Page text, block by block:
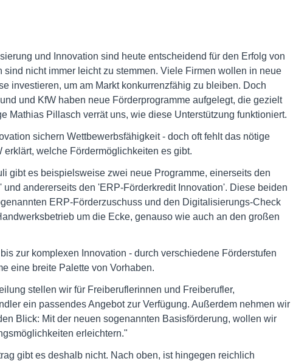
und Innovation sind heute entscheidend für den Erfolg von
sind nicht immer leicht zu stemmen. Viele Firmen wollen in neue
investieren, um am Markt konkurrenzfähig zu bleiben. Doch
und KfW haben neue Förderprogramme aufgelegt, die gezielt
Mathias Pillasch verrät uns, wie diese Unterstützung funktioniert.
sichern Wettbewerbsfähigkeit - doch oft fehlt das nötige
welche Fördermöglichkeiten es gibt.
gibt es beispielsweise zwei neue Programme, einerseits den
andererseits den 'ERP-Förderkredit Innovation'. Diese beiden
ERP-Förderzuschuss und den Digitalisierungs-Check
um die Ecke, genauso wie auch an den großen
zur komplexen Innovation - durch verschiedene Förderstufen
eine breite Palette von Vorhaben.
stellen wir für Freiberuflerinnen und Freiberufler,
ein passendes Angebot zur Verfügung. Außerdem nehmen wir
Blick: Mit der neuen sogenannten Basisförderung, wollen wir
erleichtern."
gibt es deshalb nicht. Nach oben, ist hingegen reichlich